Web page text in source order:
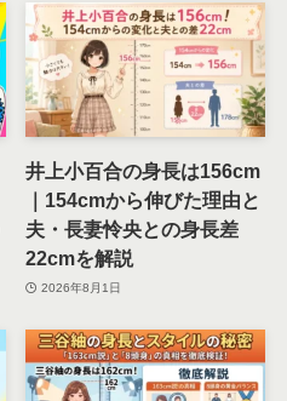
井上小百合の身長は156cm
｜154cmから伸びた理由と
夫・長妻怜央との身長差
22cmを解説
2026年8月1日